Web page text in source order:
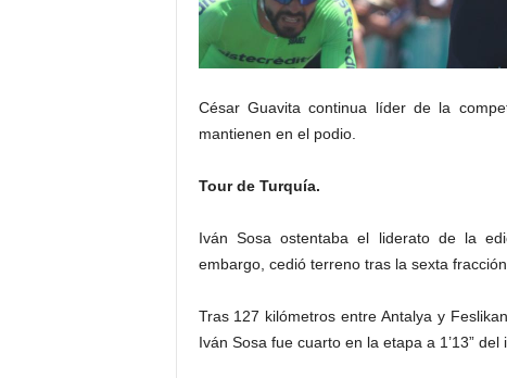
César Guavita continua líder de la
mantienen en el podio.
Tour de Turquía.
Iván Sosa ostentaba el liderato de la
embargo, cedió terreno tras la sexta fracción.
Tras 127 kilómetros entre Antalya y
Iván Sosa fue cuarto en la etapa a 1’13” del